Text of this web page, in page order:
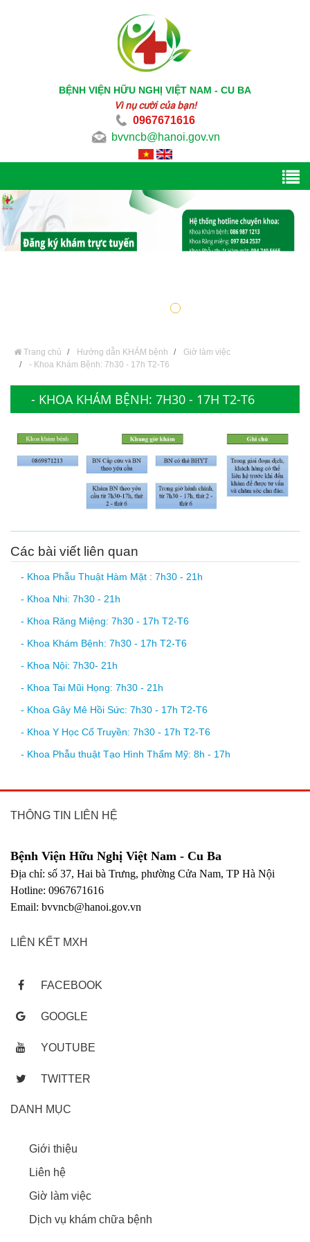
BỆNH VIỆN HỮU NGHỊ VIỆT NAM - CU BA
Vì nụ cười của bạn!
0967671616
bvvncb@hanoi.gov.vn
Trang chủ Hướng dẫn KHÁM bệnh
Giờ làm việc
- Khoa Khám Bệnh: 7h30 - 17h T2-T6
- KHOA KHÁM BỆNH: 7H30 - 17H T2-T6
Các bài viết liên quan
- Khoa Phẫu Thuật Hàm Mặt : 7h30 - 21h
- Khoa Nhi: 7h30 - 21h
- Khoa Răng Miệng: 7h30 - 17h T2-T6
- Khoa Khám Bệnh: 7h30 - 17h T2-T6
- Khoa Nội: 7h30- 21h
- Khoa Tai Mũi Họng: 7h30 - 21h
- Khoa Gây Mê Hồi Sức: 7h30 - 17h T2-T6
- Khoa Y Học Cổ Truyền: 7h30 - 17h T2-T6
- Khoa Phẫu thuật Tạo Hình Thẩm Mỹ: 8h - 17h
THÔNG TIN LIÊN HỆ
Bệnh Viện Hữu Nghị Việt Nam - Cu Ba
Địa chỉ: số 37, Hai bà Trưng, phường Cửa Nam, TP Hà Nội
Hotline: 0967671616
Email: bvvncb@hanoi.gov.vn
LIÊN KẾT MXH
FACEBOOK
GOOGLE
YOUTUBE
TWITTER
DANH MỤC
Giới thiệu
Liên hệ
Giờ làm việc
Dịch vụ khám chữa bệnh